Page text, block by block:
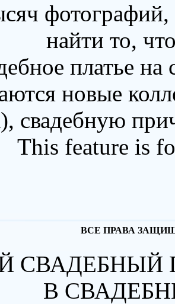
найти то,
платье
новые
свадебную
This feature is
ВСЕ ПРАВА
СВАДЕБНЫЙ
В